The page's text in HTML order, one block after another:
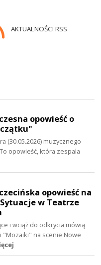
AKTUALNOŚCI RSS
opowieść o
(30.05.2026) muzycznego
opowieść, która zespala
opowieść na
w Teatrze
i wciąż do odkrycia mówią
na scenie Nowe